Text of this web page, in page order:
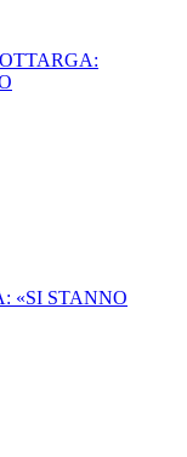
«SI STANNO